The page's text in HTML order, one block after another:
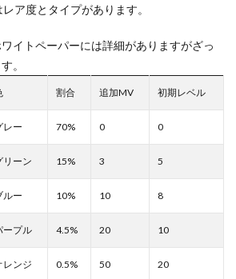
ア度とタイプがあります。
イトペーパーには詳細がありますがざっ
。
割合 追加MV 初期レベル
レー 70% 0 0
リーン 15% 3 5
ルー 10% 10 8
ープル 4.5% 20 10
レンジ 0.5% 50 20